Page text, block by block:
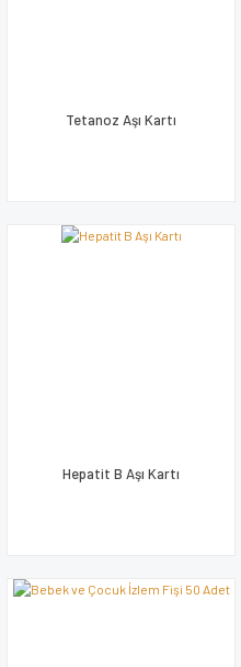
Tetanoz Aşı Kartı
Hepatit B Aşı Kartı